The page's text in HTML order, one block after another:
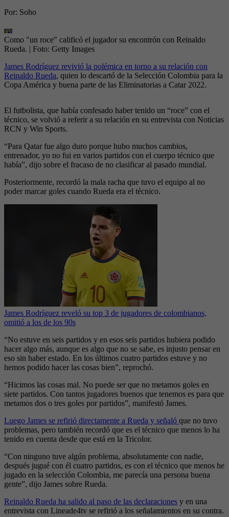
Por: Soho
Como "un roce" calificó el jugador su encontrón con Reinaldo
Rueda. | Foto: Getty Images
James Rodríguez revivió la polémica en torno a su relación con
Reinaldo Rueda, quien lo descartó de la Selección Colombia para la
Copa América y buena parte de las Eliminatorias a Catar 2022.
El futbolista, que había confesado haber tenido un “roce” con el
técnico, se volvió a referir a su relación en su entrevista con Noticias
RCN y Win Sports.
“Para Qatar fue algo duro porque hubo muchos cambios,
entrenador, yo no fui en varios partidos con el cuerpo técnico que
había”, dijo sobre el fracaso de no clasificar al pasado mundial.
Posteriormente, recordó la mala racha que tuvo el equipo al no
poder marcar goles cuando Rueda era el técnico.
James Rodríguez reveló su top 3 de jugadores de colombianos,
omitió a los de los 90s
“No estuve en seis partidos y en esos seis partidos hubiera podido
hacer algo más, aunque es algo que no se sabe, es injusto pensar en
eso sin haber estado. En los últimos cuatro partidos estuve y no
hemos podido hacer las cosas bien”, reprochó.
“Hicimos las cosas mal. No puede ser que no metamos goles en
siete partidos. Con tantos jugadores buenos que tenemos es para que
metamos dos o tres goles por partidos”, manifestó James.
Luego James se refirió directamente a Rueda y señaló que no tuvo
problemas, pero también recordó que es el técnico que menos lo ha
tenido en cuenta desde que está en la Tricolor.
“Con ninguno tuve algún problema, absolutamente con nadie,
después jugué con él cuatro partidos, es con el técnico que menos he
jugado en la selección Colombia, me parecía una persona buena
gente”, dijo James sobre Rueda.
Reinaldo Rueda ha salido al paso de las declaraciones y en una
entrevista con Lineade4tv se refirió a los señalamientos en su contra.